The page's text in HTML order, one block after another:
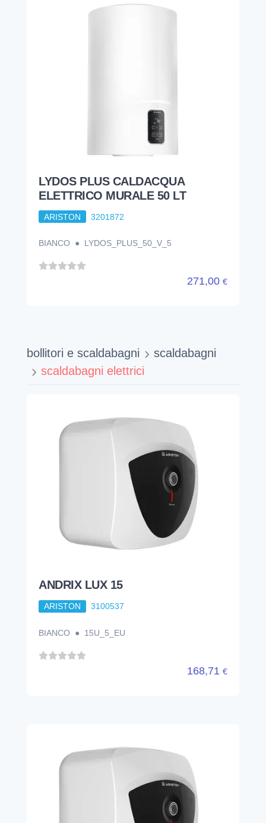
LYDOS PLUS CALDACQUA
ELETTRICO MURALE 50 LT
ARISTON 3201872
BIANCO ● LYDOS_PLUS_50_V_5
271,00 €
bollitori e scaldabagni
scaldabagni
scaldabagni elettrici
ANDRIX LUX 15
ARISTON 3100537
BIANCO ● 15U_5_EU
168,71 €